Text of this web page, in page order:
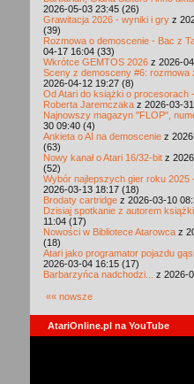
2026-05-03 23:45 (26)
Grawitacja 2026 - wyniki i gry z
(39)
Rozmowa o demoscenie - Bac z
04-17 16:04 (33)
Wkrótce GEMTOS 2026 z 2026-
Sceny z demosceny #6: rozmowa
2026-04-12 19:27 (8)
Od Atari do książki o procesorach
Roberta Jaremczaka z 2026-03-
Najnowszy magazyn "FLOP",
30 09:40 (4)
Ankieta o AI na demoscenie z
(63)
Nowy kanał o Atari 16/32-bit z
(52)
Wybór najlepszych gier roku 2025
2026-03-13 18:17 (18)
Brodaty cartridge z 2026-03-10
Dzisiaj spotkanie z autorem książki
11:04 (17)
Nowości w Bibliotece Atarowca z
(18)
Atari jako programator pojazdu
2026-03-04 16:15 (17)
Barbarzyńca nadchodzi...
z 2026-
«« nowsze
AtariOnline.pl na YouTube